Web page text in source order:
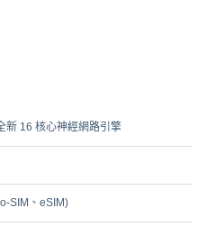
新 16 核心神經網路引擎
SIM、eSIM)